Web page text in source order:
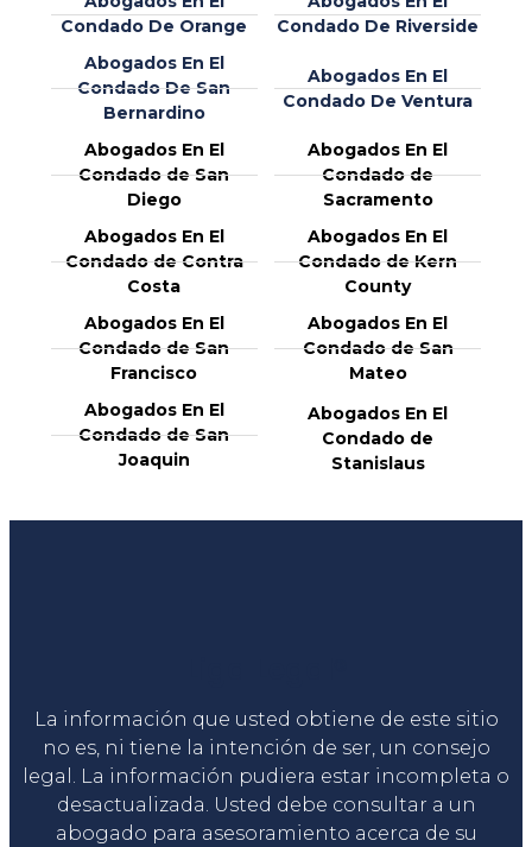
Condado De Orange
Condado De Riverside
Abogados En El
Condado De San
Bernardino
Abogados En El
Condado De Ventura
Abogados En El
Condado de San
Diego
Abogados En El
Condado de
Sacramento
Abogados En El
Condado de Contra
Costa
Abogados En El
Condado de Kern
County
Abogados En El
Condado de San
Francisco
Abogados En El
Condado de San
Mateo
Abogados En El
Condado de San
Joaquin
Abogados En El
Condado de
Stanislaus
La información que usted obtiene de este sitio
no es, ni tiene la intención de ser, un consejo
legal. La información pudiera estar incompleta o
desactualizada. Usted debe consultar a un
abogado para asesoramiento acerca de su